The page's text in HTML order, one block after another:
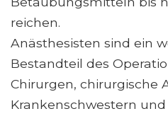
reichen.
Anästhesisten sind ein
Bestandteil des
Chirurgen, chirurgische
Krankenschwestern und